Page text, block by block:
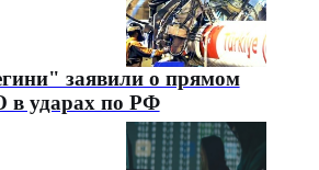
заявили о прямом
в ударах по РФ